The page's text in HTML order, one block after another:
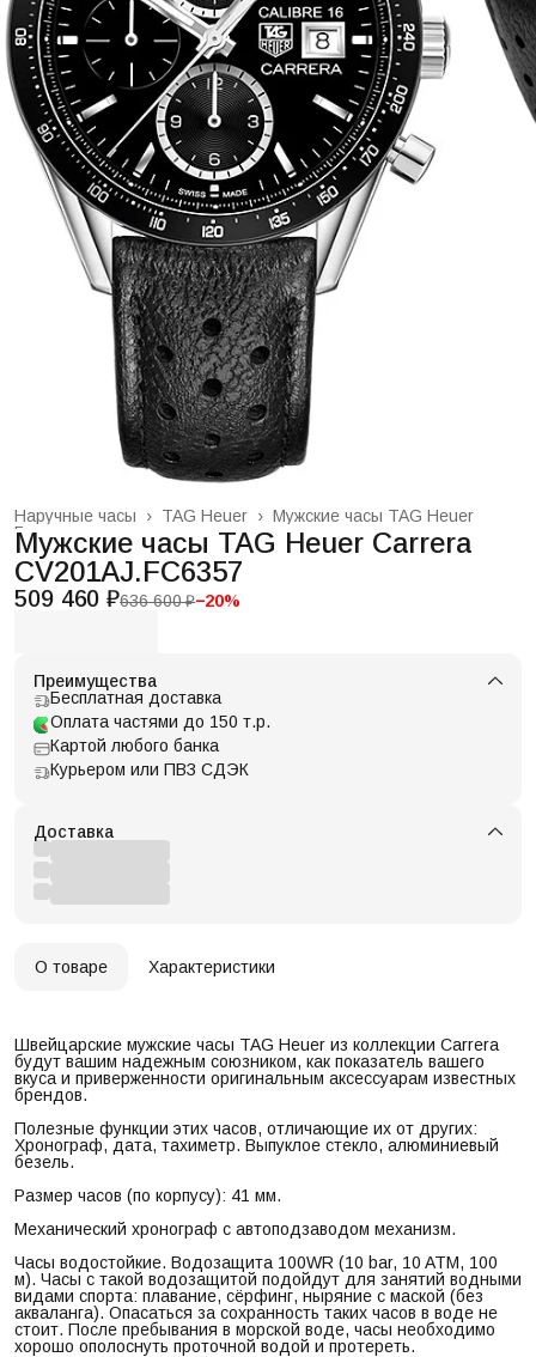
Мужские часы TAG Heuer
TAG Heuer ›
Наручные часы
›
Главная
Мужские часы TAG Heuer Carrera
CV201AJ.FC6357
509 460 ₽636 600 ₽−20%
Преимущества
Бесплатная доставка
Оплата частями до 150 т.р.
Картой любого банка
Курьером или ПВЗ СДЭК
Доставка
О товаре Характеристики
Швейцарские мужские часы TAG Heuer из коллекции Carrera
будут вашим надежным союзником, как показатель вашего
вкуса и приверженности оригинальным аксессуарам известных
брендов.
Полезные функции этих часов, отличающие их от других:
Хронограф, дата, тахиметр. Выпуклое стекло, алюминиевый
безель.
Размер часов (по корпусу): 41 мм.
Механический хронограф с автоподзаводом механизм.
Часы водостойкие. Водозащита 100WR (10 bar, 10 ATM, 100
м). Часы с такой водозащитой подойдут для занятий водными
видами спорта: плавание, сёрфинг, ныряние с маской (без
акваланга). Опасаться за сохранность таких часов в воде не
стоит. После пребывания в морской воде, часы необходимо
хорошо ополоснуть проточной водой и протереть.